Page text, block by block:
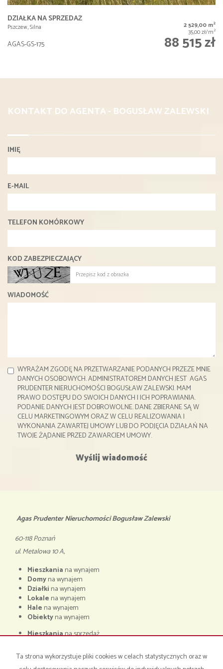
DZIAŁKA NA SPRZEDAŻ
Pszczew, Silna 2 529,00 m2
35,00 zł/m2
AGAS-GS-175 88 515 zł
KONTAKT DO AGENTA - BOGUSŁAW ZALEWSKI
IMIĘ
E-MAIL
TELEFON KOMÓRKOWY
KOD ZABEZPIECZAJĄCY
WIADOMOŚĆ
WYRAŻAM ZGODĘ NA PRZETWARZANIE PODANYCH PRZEZE MNIE
DANYCH OSOBOWYCH. ADMINISTRATOREM DANYCH JEST AGAS
PRUDENTER NIERUCHOMOŚCI BOGUSŁAW ZALEWSKI. MAM
PRAWO DOSTĘPU DO SWOICH DANYCH I ICH POPRAWIANIA.
PODANIE DANYCH JEST DOBROWOLNE. DANE ZBIERANE SĄ W
CELU MARKETINGOWYM ORAZ W CELU REALIZOWANIA I
WYKONANIA ZAWARTEJ UMOWY LUB DO PODJĘCIA DZIAŁAŃ NA
TWOJE ŻĄDANIE PRZED ZAWARCIEM UMOWY.
Agas Prudenter Nieruchomości Bogusław Zalewski
60-118 Poznań
ul. Metalowa 10 A,
Mieszkania na wynajem
Domyna wynajem
Działki na wynajem
Lokale na wynajem
Hale na wynajem
Obiektyna wynajem
Mieszkaniana sprzedaż
Działkina sprzedaż
Lokalena sprzedaż
Ta strona wykorzystuje pliki cookies w celach statystycznych oraz w